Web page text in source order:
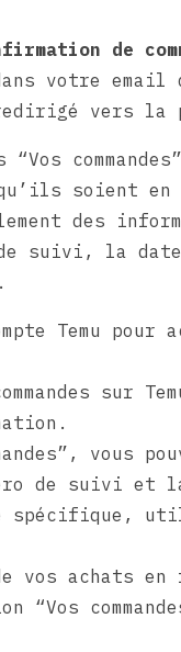
de
votre
vers la
soient
des
de suivi, la
Temu pour
sur
vous
de suivi et
vos achats en
“Vos